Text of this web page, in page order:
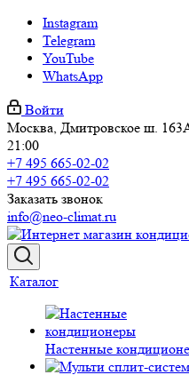
Instagram
Telegram
YouTube
WhatsApp
Войти
Москва, Дмитровское ш.
21:00
+7 495 665-02-02
+7 495 665-02-02
Заказать звонок
info@neo-climat.ru
Каталог
Настенные